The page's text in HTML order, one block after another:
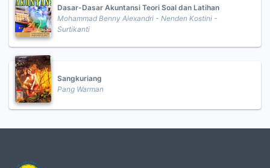
Dasar-Dasar Akuntansi Teori Soal dan Latihan
Mohammad Benny Alexandri - Nenden Kostini -
Surtikanti
Sangkuriang
Pang Warman